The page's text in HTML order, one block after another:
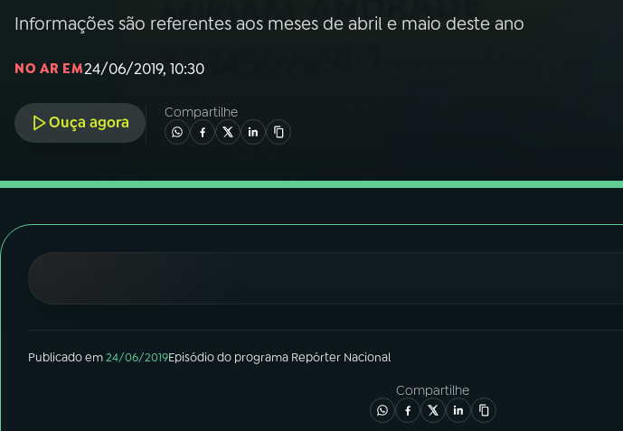
PODCASTS
Instagram X
Informações são referentes aos meses de abril e maio deste ano
NO AR EM24/06/2019, 10:30
Ouça agora
Compartilhe
Publicado em24/06/2019Episódiodo programa Repórter Nacional
Compartilhe